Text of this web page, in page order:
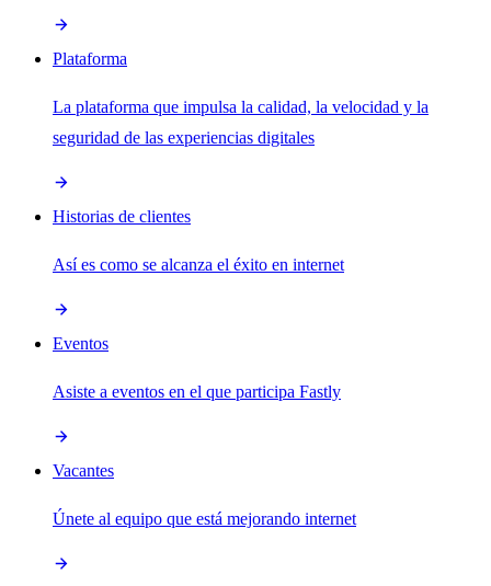
Plataforma
La plataforma que impulsa la calidad, la velocidad y la
seguridad de las experiencias digitales
Historias de clientes
Así es como se alcanza el éxito en internet
Eventos
Asiste a eventos en el que participa Fastly
Vacantes
Únete al equipo que está mejorando internet